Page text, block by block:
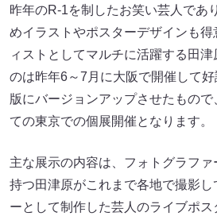
昨年のR-1を制したお笑い芸人であ
めイラストやポスターデザインも
ィストとしてマルチに活躍する田
のは昨年6～7月に大阪で開催して
版にバージョンアップさせたもの
ての東京での個展開催となります。
主な展示の内容は、フォトグラフ
持つ田津原がこれまで各地で撮影
ーとして制作した芸人のライブポス